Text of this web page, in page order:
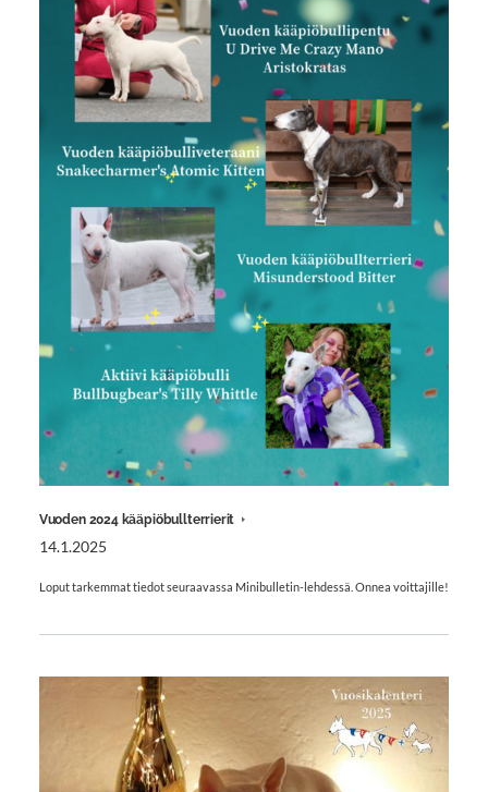
Vuoden 2024 kääpiöbullterrierit
14.1.2025
Loput tarkemmat tiedot seuraavassa Minibulletin-lehdessä. Onnea voittajille!